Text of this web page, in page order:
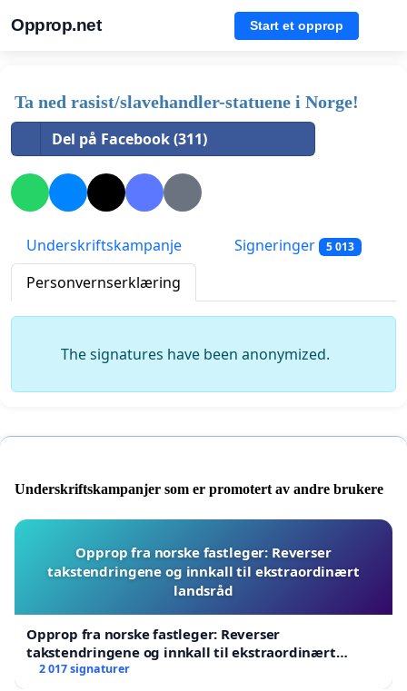
Opprop.net Start et opprop
Ta ned rasist/slavehandler-statuene i Norge!
Del på Facebook (311)
Underskriftskampanje Signeringer 5 013
Personvernserklæring
The signatures have been anonymized.
Underskriftskampanjer som er promotert av andre brukere
Opprop fra norske fastleger: Reverser
takstendringene og innkall til ekstraordinært
landsråd
Opprop fra norske fastleger: Reverser
takstendringene og innkall til ekstraordinært
landsråd
2 017 signaturer